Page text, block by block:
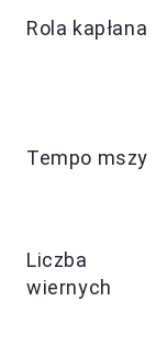
Rola kapłana
Tempo mszy
Liczba
wiernych